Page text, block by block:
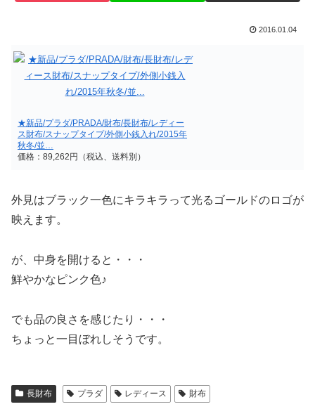
2016.01.04
★新品/プラダ/PRADA/財布/長財布/レディー
ス財布/スナップタイプ/外側小銭入れ/2015年
秋冬/並…
価格：89,262円（税込、送料別）
外見はブラック一色にキラキラって光るゴールドのロゴが
映えます。
が、中身を開けると・・・
鮮やかなピンク色♪
でも品の良さを感じたり・・・
ちょっと一目ぼれしそうです。
長財布 プラダ レディース 財布